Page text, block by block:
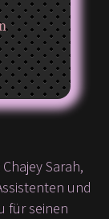
Sarah,
und
für seinen